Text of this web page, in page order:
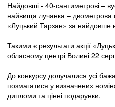
Найдовші - 40-сантиметрові –
найвища лучанка – двометрова
«Луцький Тарзан» за найдовше
Такими є результати акції
обласному центрі Волині 22
До конкурсу долучалися усі
позмагатися у визначених
дипломи та цінні подарунки.